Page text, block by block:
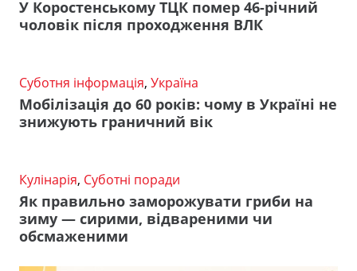
У Коростенському ТЦК помер 46-річний
чоловік після проходження ВЛК
Суботня інформація, Україна
Мобілізація до 60 років: чому в Україні не
знижують граничний вік
Кулінарія, Суботні поради
Як правильно заморожувати гриби на
зиму — сирими, відвареними чи
обсмаженими